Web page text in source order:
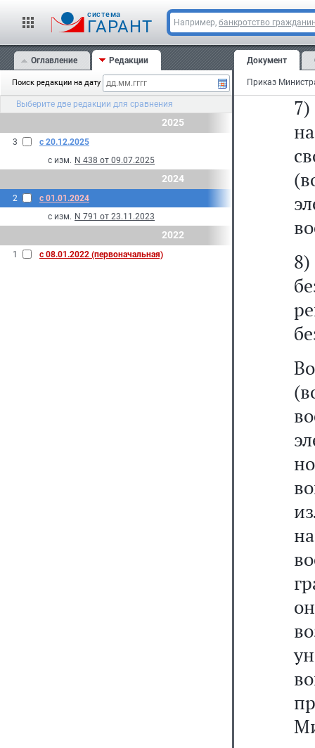
cистема
ГАРАНТ Например, банкротство
Оглавление Редакции
Поиск редакции на дату
Выберите две редакции для сравнения
2025
3
с 20.12.2025
с изм. N 438 от 09.07.2025
2024
2
с 01.01.2024
с изм. N 791 от 23.11.2023
2022
1 с 08.01.2022 (первоначальная)
Документ